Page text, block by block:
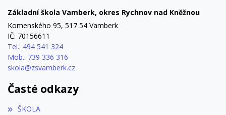
Základní škola Vamberk, okres Rychnov nad Kněžnou
Komenského 95, 517 54 Vamberk
IČ: 70156611
Tel.: 494 541 324
Mob.: 739 336 316
skola@zsvamberk.cz
Časté odkazy
ŠKOLA